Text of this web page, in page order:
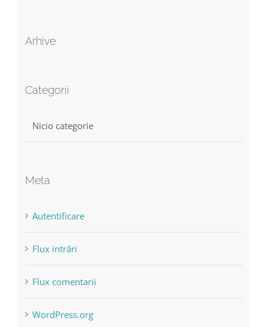
Arhive
Categorii
Nicio categorie
Meta
Autentificare
Flux intrări
Flux comentarii
WordPress.org